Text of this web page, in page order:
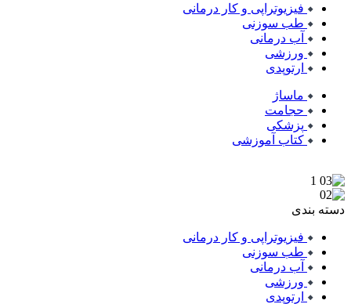
فیزیوتراپی و کار درمانی
طب سوزنی
آب درمانی
ورزشی
ارتوپدی
ماساژ
حجامت
پزشکی
کتاب آموزشی
دسته بندی
فیزیوتراپی و کار درمانی
طب سوزنی
آب درمانی
ورزشی
ارتوپدی